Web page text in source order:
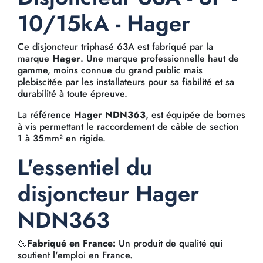
10/15kA - Hager
Ce disjoncteur triphasé 63A est fabriqué par la
marque Hager. Une marque professionnelle haut de
gamme, moins connue du grand public mais
plebiscitée par les installateurs pour sa fiabilité et sa
durabilité à toute épreuve.
La référence Hager NDN363, est équipée de bornes
à vis permettant le raccordement de câble de section
1 à 35mm² en rigide.
L'essentiel du
disjoncteur Hager
NDN363
💪Fabriqué en France: Un produit de qualité qui
soutient l'emploi en France.